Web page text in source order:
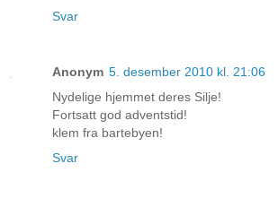
Svar
Anonym 5. desember 2010 kl. 21:06
Nydelige hjemmet deres Silje!
Fortsatt god adventstid!
klem fra bartebyen!
Svar